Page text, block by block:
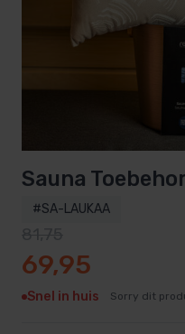
Sauna
#SA-LAUKAA
69,95
Snel in huis Sorry dit